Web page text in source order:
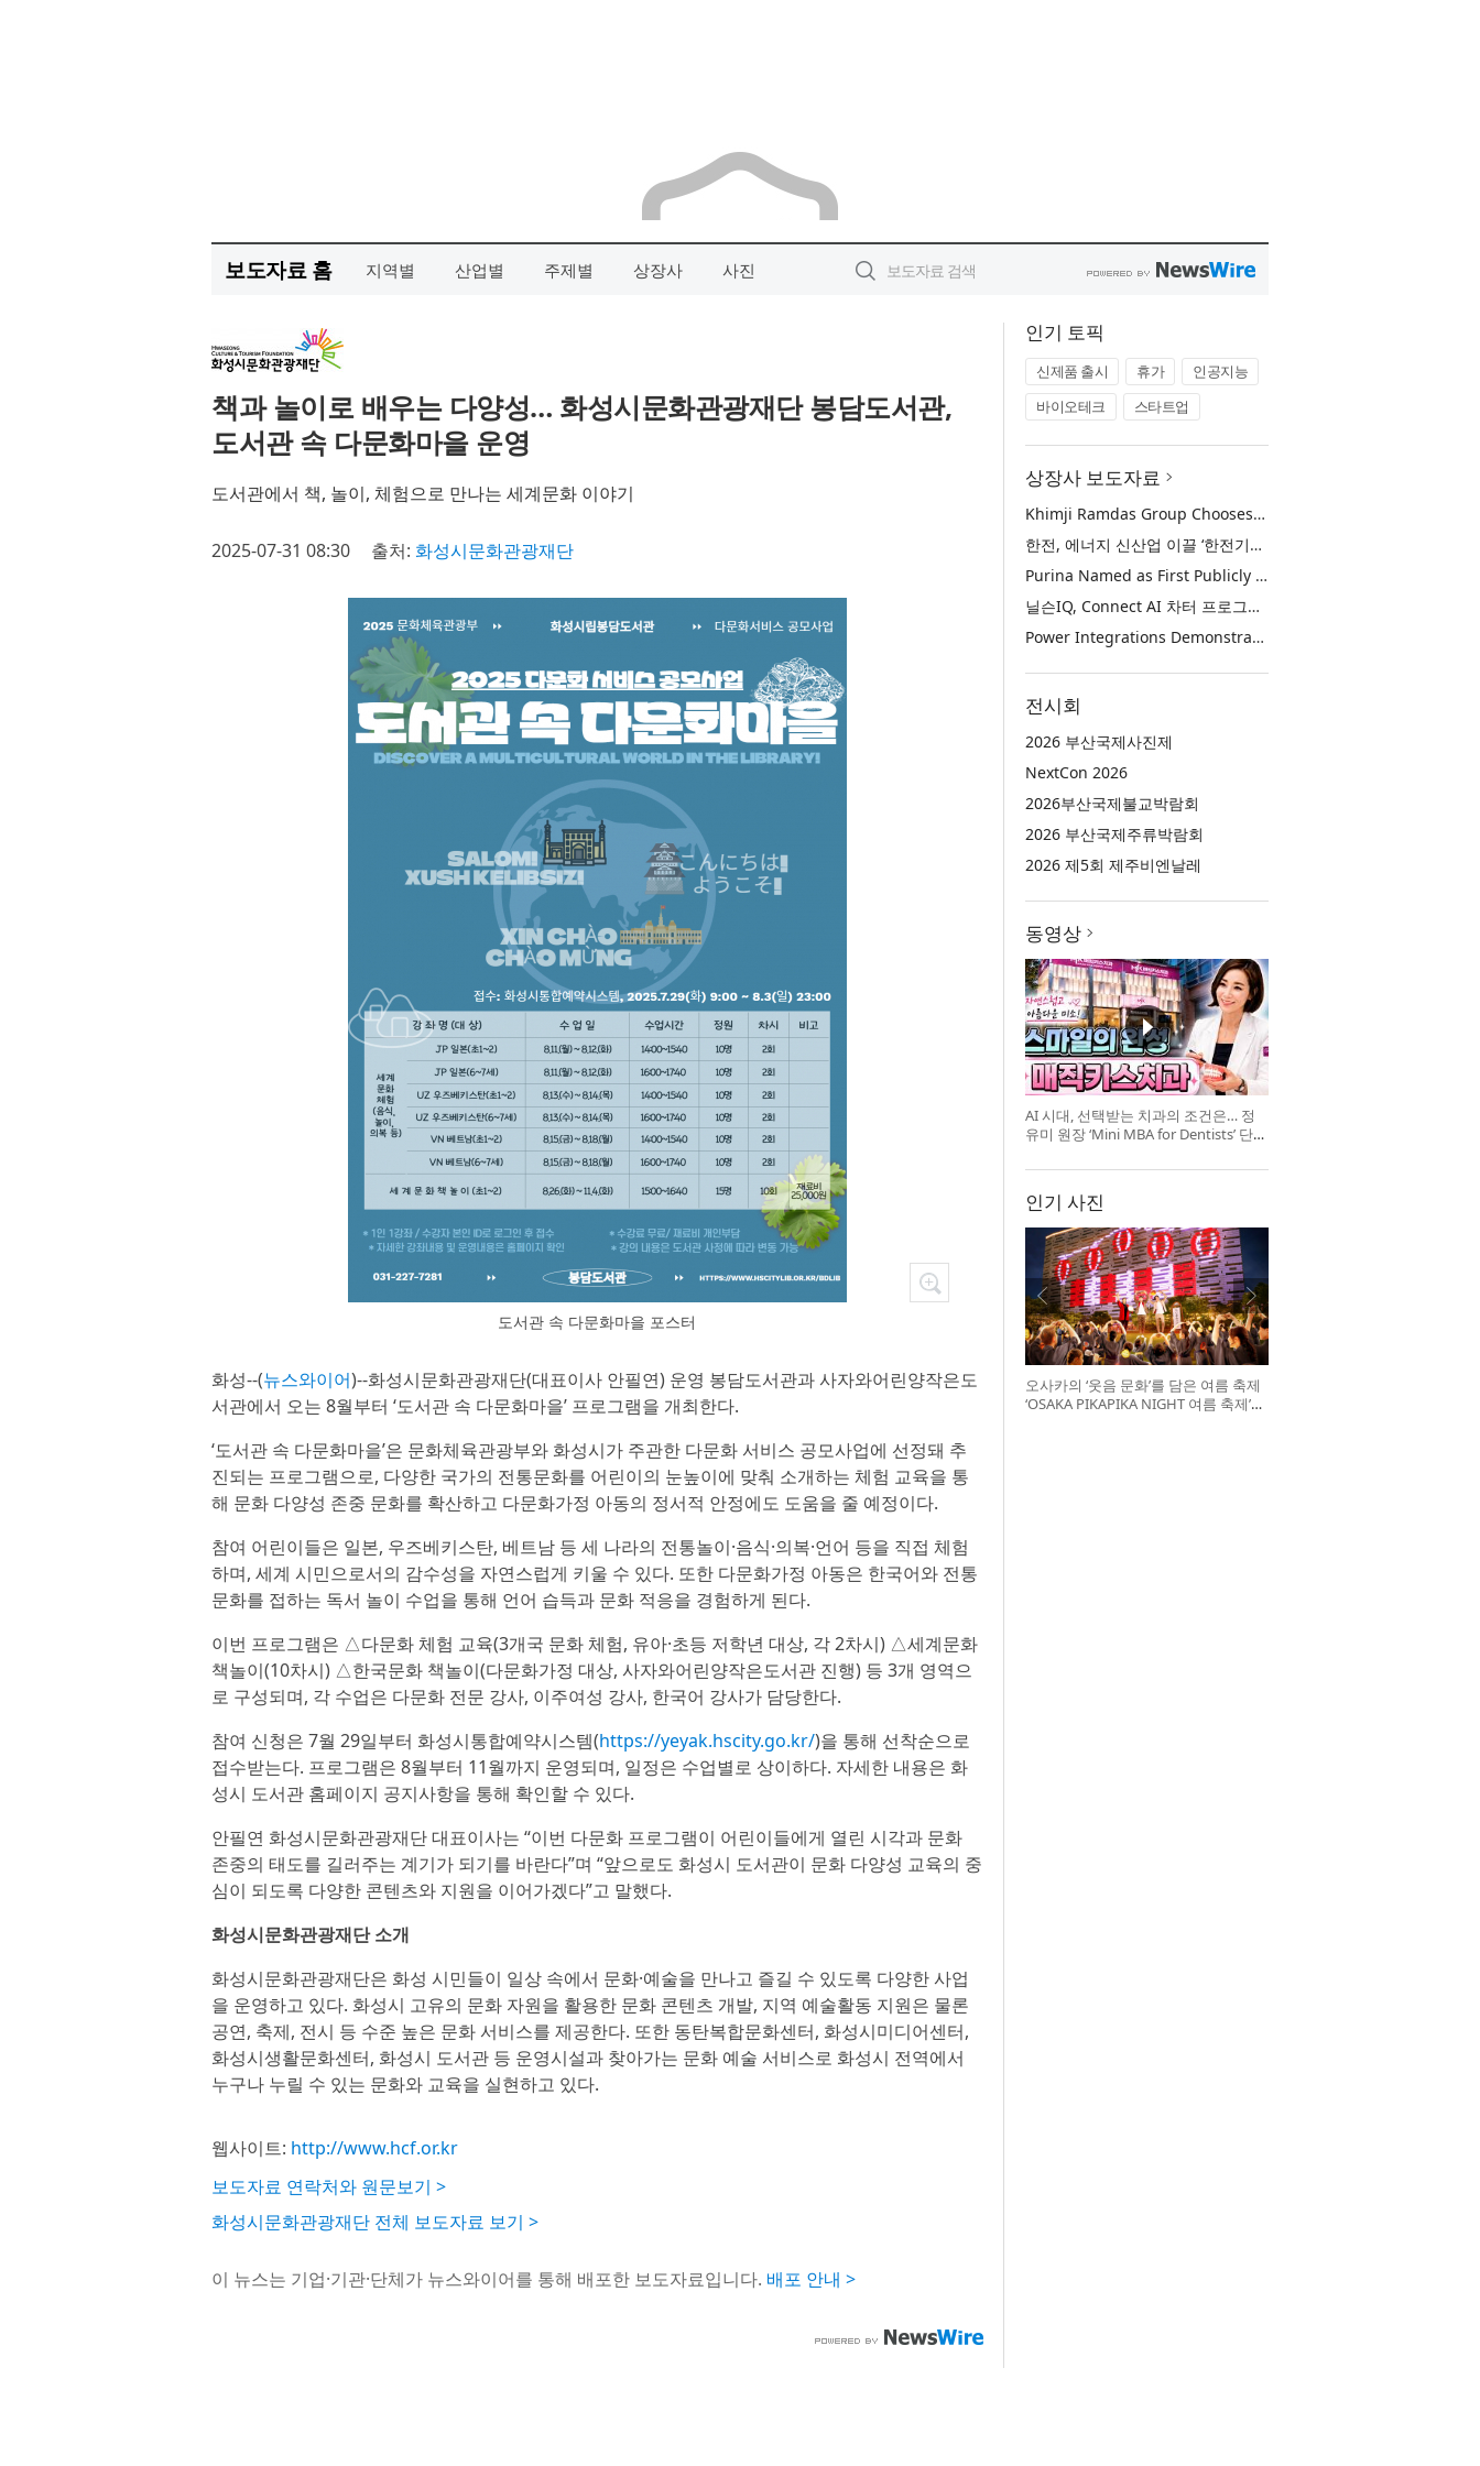
보도자료 홈 지역별 산업별 주제별 상장사 사진
책과 놀이로 배우는 다양성… 화성시문화관광재단 봉담도서관,
도서관 속 다문화마을 운영
도서관에서 책, 놀이, 체험으로 만나는 세계문화 이야기
2025-07-31 08:30 출처: 화성시문화관광재단
도서관 속 다문화마을 포스터
화성--(뉴스와이어)--화성시문화관광재단(대표이사 안필연) 운영 봉담도서관과 사자와어린양작은도
서관에서 오는 8월부터 ‘도서관 속 다문화마을’ 프로그램을 개최한다.
‘도서관 속 다문화마을’은 문화체육관광부와 화성시가 주관한 다문화 서비스 공모사업에 선정돼 추
진되는 프로그램으로, 다양한 국가의 전통문화를 어린이의 눈높이에 맞춰 소개하는 체험 교육을 통
해 문화 다양성 존중 문화를 확산하고 다문화가정 아동의 정서적 안정에도 도움을 줄 예정이다.
참여 어린이들은 일본, 우즈베키스탄, 베트남 등 세 나라의 전통놀이·음식·의복·언어 등을 직접 체험
하며, 세계 시민으로서의 감수성을 자연스럽게 키울 수 있다. 또한 다문화가정 아동은 한국어와 전통
문화를 접하는 독서 놀이 수업을 통해 언어 습득과 문화 적응을 경험하게 된다.
이번 프로그램은 △다문화 체험 교육(3개국 문화 체험, 유아·초등 저학년 대상, 각 2차시) △세계문화
책놀이(10차시) △한국문화 책놀이(다문화가정 대상, 사자와어린양작은도서관 진행) 등 3개 영역으
로 구성되며, 각 수업은 다문화 전문 강사, 이주여성 강사, 한국어 강사가 담당한다.
참여 신청은 7월 29일부터 화성시통합예약시스템(https://yeyak.hscity.go.kr/)을 통해 선착순으로
접수받는다. 프로그램은 8월부터 11월까지 운영되며, 일정은 수업별로 상이하다. 자세한 내용은 화
성시 도서관 홈페이지 공지사항을 통해 확인할 수 있다.
안필연 화성시문화관광재단 대표이사는 “이번 다문화 프로그램이 어린이들에게 열린 시각과 문화
존중의 태도를 길러주는 계기가 되기를 바란다”며 “앞으로도 화성시 도서관이 문화 다양성 교육의 중
심이 되도록 다양한 콘텐츠와 지원을 이어가겠다”고 말했다.
화성시문화관광재단 소개
화성시문화관광재단은 화성 시민들이 일상 속에서 문화·예술을 만나고 즐길 수 있도록 다양한 사업
을 운영하고 있다. 화성시 고유의 문화 자원을 활용한 문화 콘텐츠 개발, 지역 예술활동 지원은 물론
공연, 축제, 전시 등 수준 높은 문화 서비스를 제공한다. 또한 동탄복합문화센터, 화성시미디어센터,
화성시생활문화센터, 화성시 도서관 등 운영시설과 찾아가는 문화 예술 서비스로 화성시 전역에서
누구나 누릴 수 있는 문화와 교육을 실현하고 있다.
웹사이트: http://www.hcf.or.kr
보도자료 연락처와 원문보기 >
화성시문화관광재단 전체 보도자료 보기 >
이 뉴스는 기업·기관·단체가 뉴스와이어를 통해 배포한 보도자료입니다. 배포 안내 >
인기 토픽
신제품 출시 휴가
인공지능
바이오테크
스타트업
상장사 보도자료
Khimji Ramdas Group Chooses Rimini Street to Reduce SAP Support Costs, Protect 700+ Customizations and Reinvest Savings in Innovation
한전, 에너지 신산업 이끌 ‘한전기술지주’ 공식 출범
Purina Named as First Publicly Announced NIQ ConnectAI Charter Client
닐슨IQ, Connect AI 차터 프로그램 최초 고객사 ‘퓨리나’ 선정
Power Integrations Demonstrates World’s First 2200 V GaN Technology for Next-Era High-Voltage Power Systems
전시회
2026 부산국제사진제
NextCon 2026
2026부산국제불교박람회
2026 부산국제주류박람회
2026 제5회 제주비엔날레
동영상
AI 시대, 선택받는 치과의 조건은… 정
유미 원장 ‘Mini MBA for Dentists’ 단독
인기 사진
오사카의 ‘웃음 문화’를 담은 여름 축제
‘OSAKA PIKAPIKA NIGHT 여름 축제’